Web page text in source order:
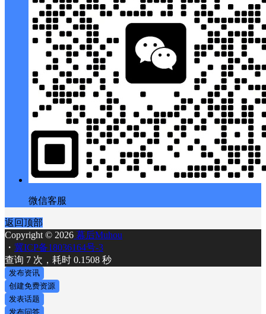
微信客服
返回顶部
Copyright © 2026 幕后Muhou
・ 冀ICP备18036164号-3
查询 7 次，耗时 0.1508 秒
发布资讯
创建免费资源
发表话题
发布问答